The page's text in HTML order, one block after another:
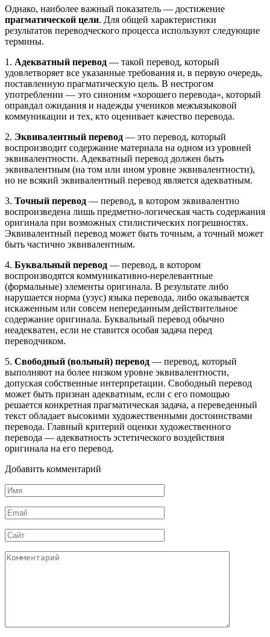
Однако, наиболее важный показатель — достижение
прагматической цели. Для общей характеристики
результатов переводческого процесса используют следующие
термины.
1. Адекватный перевод — такой перевод, который
удовлетворяет все указанные требования и, в первую очередь,
поставленную прагматическую цель. В нестрогом
употреблении — это синоним «хорошего перевода», который
оправдал ожидания и надежды учеников межъязыковой
коммуникации и тех, кто оценивает качество перевода.
2. Эквивалентный перевод — это перевод, который
воспроизводит содержание материала на одном из уровней
эквивалентности. Адекватный перевод должен быть
эквивалентным (на том или ином уровне эквивалентности),
но не всякий эквивалентный перевод является адекватным.
3. Точный перевод — перевод, в котором эквивалентно
воспроизведена лишь предметно-логическая часть содержания
оригинала при возможных стилистических погрешностях.
Эквивалентный перевод может быть точным, а точный может
быть частично эквивалентным.
4. Буквальный перевод — перевод, в котором
воспроизводятся коммуникативно-нерелевантные
(формальные) элементы оригинала. В результате либо
нарушается норма (узус) языка перевода, либо оказывается
искаженным или совсем непереданным действительное
содержание оригинала. Буквальный перевод обычно
неадекватен, если не ставится особая задача перед
переводчиком.
5. Свободный (вольный) перевод — перевод, который
выполняют на более низком уровне эквивалентности,
допуская собственные интерпретации. Свободный перевод
может быть признан адекватным, если с его помощью
решается конкретная прагматическая задача, а переведенный
текст обладает высокими художественными достоинствами
перевода. Главный критерий оценки художественного
перевода — адекватность эстетического воздействия
оригинала на его перевод.
Добавить комментарий
Имя
*
Email
*
Сайт
Комментарий